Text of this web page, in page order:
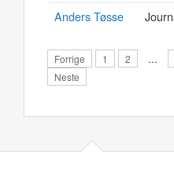
Anders Tøsse
Forrige 1 2 …
Neste